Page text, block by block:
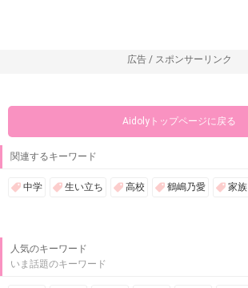
広告 / スポンサーリンク
Aidolyトップページに戻る
関連するキーワード
中学 生い立ち 高校 鶴嶋乃愛 家族
人気のキーワード
いま話題のキーワード